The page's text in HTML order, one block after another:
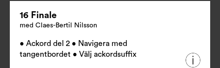
16 Finale
med Claes-Bertil Nilsson
• Ackord del 2 • Navigera med
tangentbordet • Välj ackordsuffix